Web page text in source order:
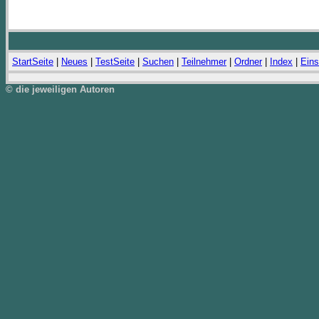
StartSeite Neues TestSeite Suchen Teilnehmer| Ordner| Index
© die jeweiligen Autoren